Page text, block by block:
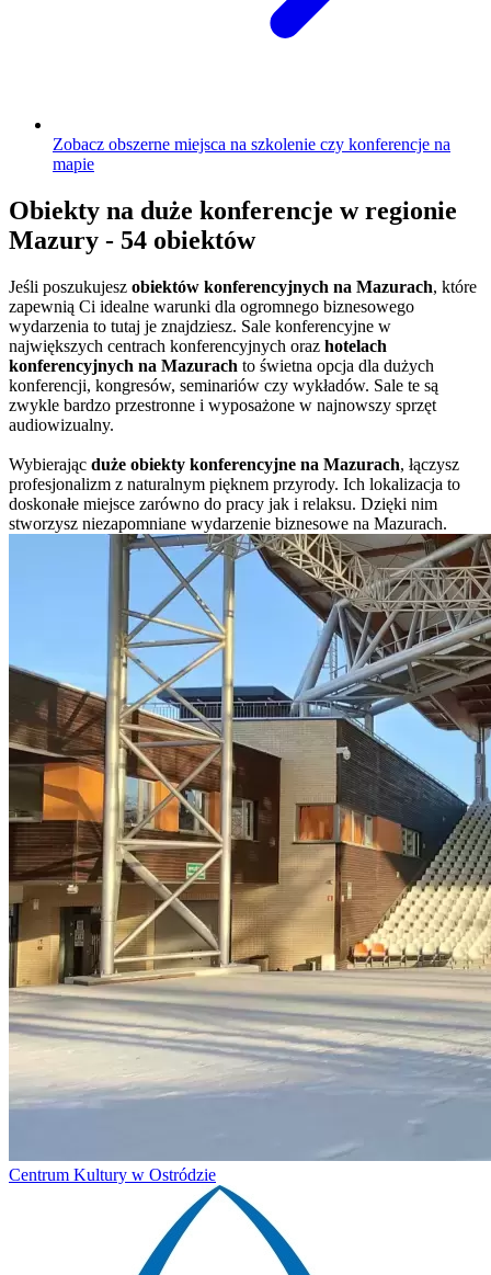
Zobacz obszerne miejsca na szkolenie czy konferencje na
mapie
Obiekty na duże konferencje w regionie
Mazury - 54 obiektów
Jeśli poszukujesz obiektów konferencyjnych na Mazurach, które
zapewnią Ci idealne warunki dla ogromnego biznesowego
wydarzenia to tutaj je znajdziesz. Sale konferencyjne w
największych centrach konferencyjnych oraz hotelach
konferencyjnych na Mazurach to świetna opcja dla dużych
konferencji, kongresów, seminariów czy wykładów. Sale te są
zwykle bardzo przestronne i wyposażone w najnowszy sprzęt
audiowizualny.
Wybierając duże obiekty konferencyjne na Mazurach, łączysz
profesjonalizm z naturalnym pięknem przyrody. Ich lokalizacja to
doskonałe miejsce zarówno do pracy jak i relaksu. Dzięki nim
stworzysz niezapomniane wydarzenie biznesowe na Mazurach.
Centrum Kultury w Ostródzie